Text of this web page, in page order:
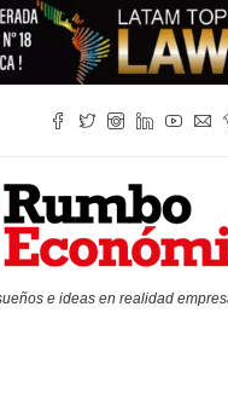
e ideas en realidad